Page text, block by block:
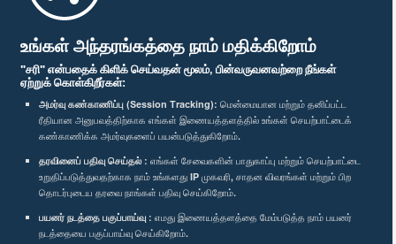
உங்கள் அந்தரங்கத்தை நாம் மதிக்கிறோம்
"சரி" என்பதைக் கிளிக் செய்வதன் மூலம், பின்வருவனவற்றை நீங்கள்
ஏற்றுக் கொள்கிறீர்கள்:
அமர்வு கண்காணிப்பு (Session Tracking): மென்மையான மற்றும் தனிப்பட்ட
ரீதியான அனுபவத்திற்காக எங்கள் இணையத்தளத்தில் உங்கள் செயற்பாட்டைக்
கண்காணிக்க அமர்வுகளைப் பயன்படுத்துகிறோம்.
தரவினைப் பதிவு செய்தல் : எங்கள் சேவைகளின் பாதுகாப்பு மற்றும் செயற்பாட்டை
உறுதிப்படுத்துவதற்காக நாம் உங்களது IP முகவரி, சாதன விவரங்கள் மற்றும் பிற
தொடர்புடைய தரவை நாங்கள் பதிவு செய்கிறோம்.
பயனர் நடத்தை பகுப்பாய்வு : எமது இணையத்தளத்தை மேம்படுத்த நாம் பயனர்
நடத்தையை பகுப்பாய்வு செய்கிறோம்.
பாராளுமன்ற கையடக்க செயலி
எம்மை பின்தொடர்க :
விருதுகள்
தனியுரிமைக் கொள்கை